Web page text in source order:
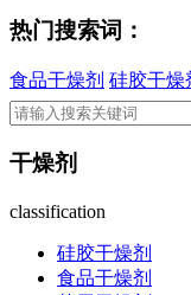
热门搜索词：
食品干燥剂 硅胶干燥
干燥剂
classification
硅胶干燥剂
食品干燥剂